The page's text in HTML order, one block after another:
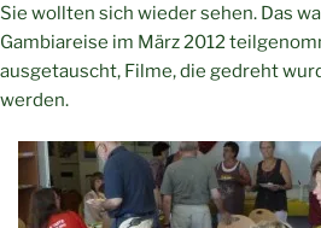
Sie wollten sich wieder sehen. Das
Gambiareise im März 2012
ausgetauscht, Filme, die gedreht
werden.